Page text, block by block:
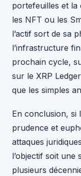
portefeuilles et la
les NFT ou les
l’actif sort de sa
l’infrastructure
prochain cycle,
sur le XRP
que les simples
En conclusion, si
prudence et
attaques
l’objectif soit une
plusieurs